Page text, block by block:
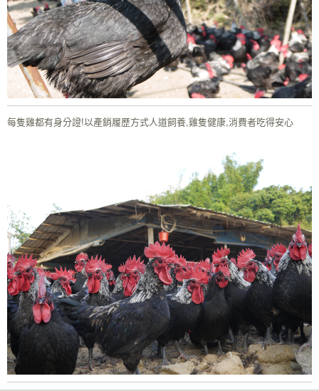
每隻雞都有身分證!以產銷履歷方式人道飼養,雞隻健康,消費者吃得安心